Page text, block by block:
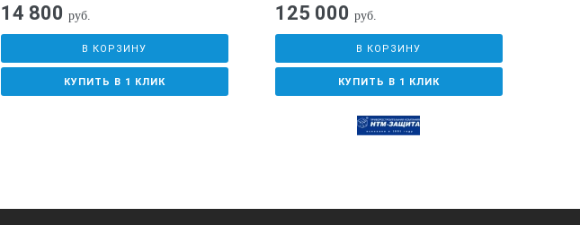
14 800 руб.
В КОРЗИНУ
КУПИТЬ В 1 КЛИК
125 000 руб.
В КОРЗИНУ
КУПИТЬ В 1 КЛИК